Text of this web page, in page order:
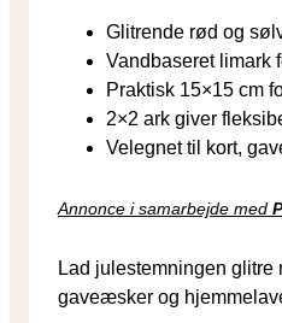
Glitrende rød og
Vandbaseret limark
Praktisk 15×15 cm
2×2 ark giver
Velegnet til kort,
Annonce i samarbejde med
Lad julestemningen
gaveæsker og